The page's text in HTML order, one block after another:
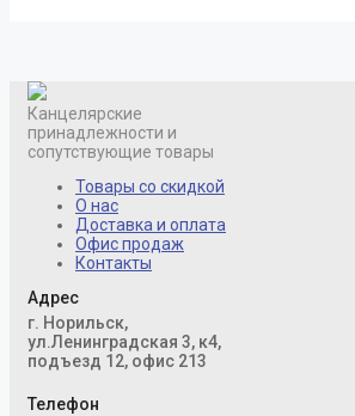
Канцелярские
принадлежности и
сопутствующие товары
Товары со скидкой
О нас
Доставка и оплата
Офис продаж
Контакты
Адрес
г. Норильск,
ул.Ленинградская 3, к4,
подъезд 12, офис 213
Телефон